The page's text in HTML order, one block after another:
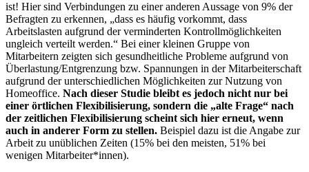
ist! Hier sind Verbindungen zu einer anderen Aussage von 9% der
Befragten zu erkennen, „dass es häufig vorkommt, dass
Arbeitslasten aufgrund der verminderten Kontrollmöglichkeiten
ungleich verteilt werden.“ Bei einer kleinen Gruppe von
Mitarbeitern zeigten sich gesundheitliche Probleme aufgrund von
Überlastung/Entgrenzung bzw. Spannungen in der Mitarbeiterschaft
aufgrund der unterschiedlichen Möglichkeiten zur Nutzung von
Homeoffice. Nach dieser Studie bleibt es jedoch nicht nur bei
einer örtlichen Flexibilisierung, sondern die „alte Frage“ nach
der zeitlichen Flexibilisierung scheint sich hier erneut, wenn
auch in anderer Form zu stellen. Beispiel dazu ist die Angabe zur
Arbeit zu unüblichen Zeiten (15% bei den meisten, 51% bei
wenigen Mitarbeiter*innen).